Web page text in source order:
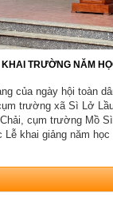
KHAI TRƯỜNG NĂM
của ngày hội toàn
trường xã Sì Lở
cụm trường Mồ
khai giảng năm học
quả rà soát, đề
dự án, nhiệm vụ
2026) - Ngày hiệu
VP
thực hiện Nghị định
Chính phủ)
KT
điểm dân cư có